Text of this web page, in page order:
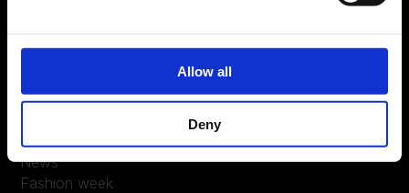
Allow all
Deny
LEGAL
News
Fashion week